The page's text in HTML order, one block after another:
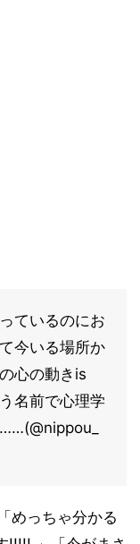
ているのにお
今いる場所か
心の動きis
名前で心理学
めっちゃ分かる